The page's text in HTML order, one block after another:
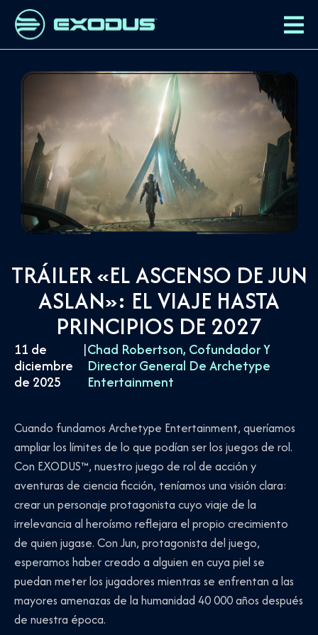
TRÁILER «EL ASCENSO DE JUN
ASLAN»: EL VIAJE HASTA
PRINCIPIOS DE 2027
11 de
diciembre
de 2025
|Chad Robertson, Cofundador Y
Director General De Archetype
Entertainment
Cuando fundamos Archetype Entertainment, queríamos
ampliar los límites de lo que podían ser los juegos de rol.
Con EXODUS™, nuestro juego de rol de acción y
aventuras de ciencia ficción, teníamos una visión clara:
crear un personaje protagonista cuyo viaje de la
irrelevancia al heroísmo reflejara el propio crecimiento
de quien jugase. Con Jun, protagonista del juego,
esperamos haber creado a alguien en cuya piel se
puedan meter los jugadores mientras se enfrentan a las
mayores amenazas de la humanidad 40 000 años después
de nuestra época.